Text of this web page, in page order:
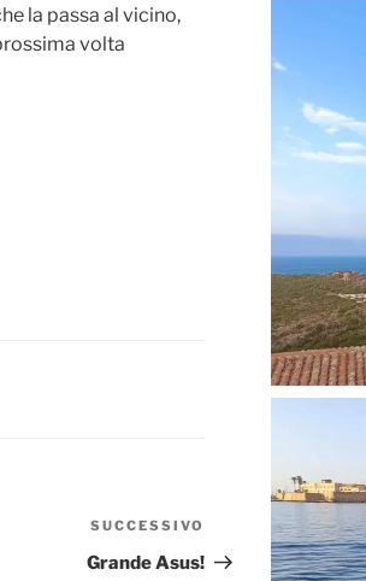
la passa al vicino,
volta
Articolo
successivo
SUCCESSIVO
Grande Asus!